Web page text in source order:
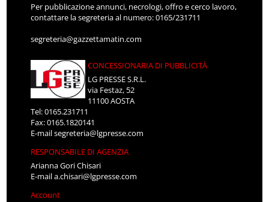
Per pubblicazione annunci, necrologi, offro e cerco lavoro,
contattare la segreteria al numero: 0165/231711
segreteria@gazzettamatin.com
CONCESSIONARIA DI PUBBLICITÀ
LG PRESSE S.R.L.
via Festaz, 52
11100 AOSTA
Tel: 0165.231711
Fax: 0165.1820141
E-mailsegreteria@lgpresse.com
RESPONSABILE DI AGENZIA
Arianna Gori Chisari
E-maila.chisari@lgpresse.com
Account